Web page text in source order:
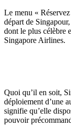
Le menu «
départ de
dont le plus célèbre
Singapore Airlines.
Quoi qu’il en soit,
déploiement d’une
signifie qu’elle
pouvoir